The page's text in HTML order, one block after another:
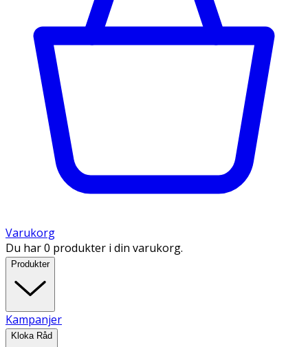
Varukorg
Du har 0 produkter i din varukorg.
Produkter
Kampanjer
Kloka Råd